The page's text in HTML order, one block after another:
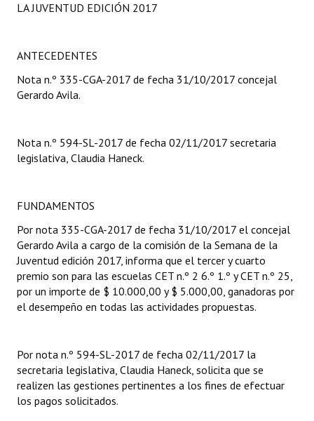
LEGISLACIÓN
Constitución Nacional
Carta Orgánica 2007
Reglamento Interno
Organigrama
DOCUMENTOS
Informes de Gestión
Proyectos Presentados
Actas de Sesión
Informes de Unidad Coordinadora
LA JUVENTUD EDICIÓN 2017
ANTECEDENTES
Nota n.º 335-CGA-2017 de fecha 31/10/2017 concejal
Gerardo Avila.
Nota n.º 594-SL-2017 de fecha 02/11/2017 secretaria
legislativa, Claudia Haneck.
FUNDAMENTOS
Por nota 335-CGA-2017 de fecha 31/10/2017 el concejal
Gerardo Avila a cargo de la comisión de la Semana de la
Juventud edición 2017, informa que el tercer y cuarto
premio son para las escuelas CET n.º 2 6.º 1.º y CET n.º 25,
por un importe de $ 10.000,00 y $ 5.000,00, ganadoras por
el desempeño en todas las actividades propuestas.
Por nota n.º 594-SL-2017 de fecha 02/11/2017 la
secretaria legislativa, Claudia Haneck, solicita que se
realizen las gestiones pertinentes a los fines de efectuar
los pagos solicitados.